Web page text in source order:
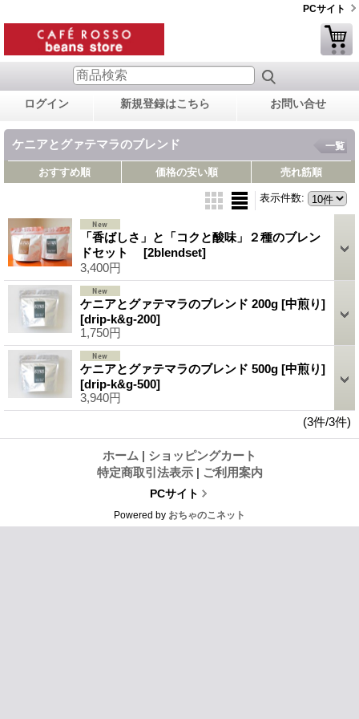
PCサイト
ログイン 新規登録はこちら お問い合せ
ケニアとグァテマラのブレンド 一覧
おすすめ順 価格の安い順 売れ筋順
表示件数:
「香ばしさ」と「コクと酸味」２種のブレン
ドセット [2blendset]
3,400円
ケニアとグァテマラのブレンド 200g [中煎り]
[drip-k&g-200]
1,750円
ケニアとグァテマラのブレンド 500g [中煎り]
[drip-k&g-500]
3,940円
(3件/3件)
ホーム | ショッピングカート
特定商取引法表示 | ご利用案内
PCサイト
Powered by おちゃのこネット